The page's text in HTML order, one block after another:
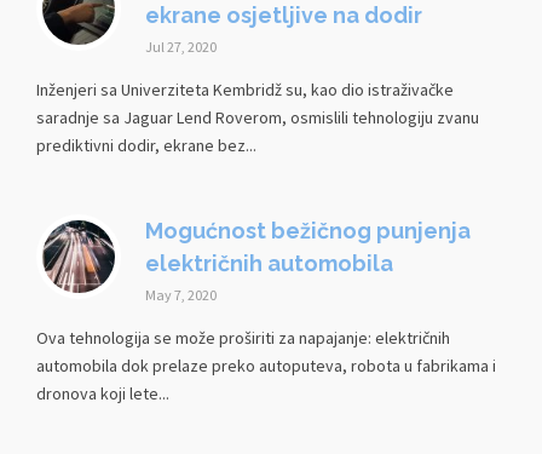
ekrane osjetljive na dodir
Jul 27, 2020
Inženjeri sa Univerziteta Kembridž su, kao dio istraživačke
saradnje sa Jaguar Lend Roverom, osmislili tehnologiju zvanu
prediktivni dodir, ekrane bez...
Mogućnost bežičnog punjenja
električnih automobila
May 7, 2020
Ova tehnologija se može proširiti za napajanje: električnih
automobila dok prelaze preko autoputeva, robota u fabrikama i
dronova koji lete...